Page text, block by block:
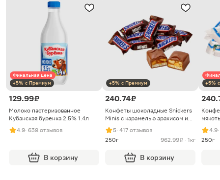
Финальная цена
+5% с Премиум
129.99 ₽
Молоко пастеризованное
Кубанская буренка 2.5% 1.4л
4.9· 638 отзывов
В корзину
+5% с Премиум
240.74 ₽
Конфеты шоколадные Snickers
Minis с карамелью арахисом и
нугой
5· 417 отзывов
250г
962.99 ₽ · 1кг
В корзину
+5%
4.9
250г